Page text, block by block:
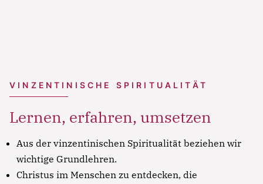
VINZENTINISCHE SPIRITUALITÄT
Lernen, erfahren, umsetzen
Aus der vinzentinischen Spiritualität beziehen wir
wichtige Grundlehren.
Christus im Menschen zu entdecken, die
adipisicing elit, sed do eiusmod tempor incididunt
minim veniam, quis nostrud exercitation ullamco
laboris nisi ut aliquip ex ea commodo consequat.